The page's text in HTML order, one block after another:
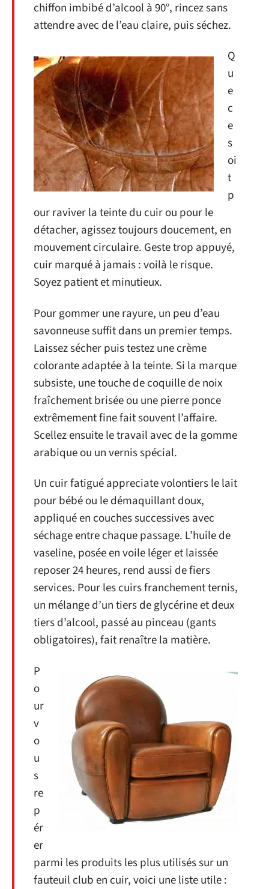
chiffon imbibé d’alcool à 90°, rincez sans
attendre avec de l’eau claire, puis séchez.
Q
u
e
c
e
s
oi
t
p
our raviver la teinte du cuir ou pour le
détacher, agissez toujours doucement, en
mouvement circulaire. Geste trop appuyé,
cuir marqué à jamais : voilà le risque.
Soyez patient et minutieux.
Pour gommer une rayure, un peu d’eau
savonneuse suffit dans un premier temps.
Laissez sécher puis testez une crème
colorante adaptée à la teinte. Si la marque
subsiste, une touche de coquille de noix
fraîchement brisée ou une pierre ponce
extrêmement fine fait souvent l’affaire.
Scellez ensuite le travail avec de la gomme
arabique ou un vernis spécial.
Un cuir fatigué appreciate volontiers le lait
pour bébé ou le démaquillant doux,
appliqué en couches successives avec
séchage entre chaque passage. L’huile de
vaseline, posée en voile léger et laissée
reposer 24 heures, rend aussi de fiers
services. Pour les cuirs franchement ternis,
un mélange d’un tiers de glycérine et deux
tiers d’alcool, passé au pinceau (gants
obligatoires), fait renaître la matière.
P
o
ur
v
o
u
s
re
p
ér
er
parmi les produits les plus utilisés sur un
fauteuil club en cuir, voici une liste utile :